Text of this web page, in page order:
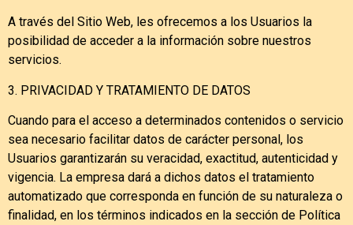
A través del Sitio Web, les ofrecemos a los Usuarios la
posibilidad de acceder a la información sobre nuestros
servicios.
3. PRIVACIDAD Y TRATAMIENTO DE DATOS
Cuando para el acceso a determinados contenidos o servicio
sea necesario facilitar datos de carácter personal, los
Usuarios garantizarán su veracidad, exactitud, autenticidad y
vigencia. La empresa dará a dichos datos el tratamiento
automatizado que corresponda en función de su naturaleza o
finalidad, en los términos indicados en la sección de Política